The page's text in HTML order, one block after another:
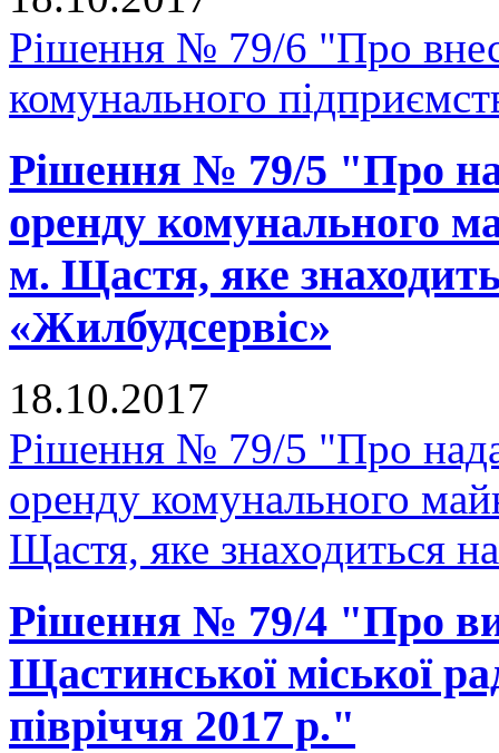
Рішення № 79/6 "Про
комунального
Рішення № 79/5 "Про
оренду комунального
м. Щастя, яке
«Жилбудсервіс»
18.10.2017
Рішення № 79/5 "Про
оренду комунального
Щастя, яке знаходиться
Рішення № 79/4 "Про
Щастинської міської
півріччя 2017 р."